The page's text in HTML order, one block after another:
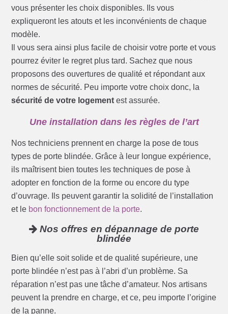
vous présenter les choix disponibles. Ils vous
expliqueront les atouts et les inconvénients de chaque
modèle.
Il vous sera ainsi plus facile de choisir votre porte et vous
pourrez éviter le regret plus tard. Sachez que nous
proposons des ouvertures de qualité et répondant aux
normes de sécurité. Peu importe votre choix donc, la
sécurité de votre logement est assurée.
Une installation dans les règles de l’art
Nos techniciens prennent en charge la pose de tous
types de porte blindée. Grâce à leur longue expérience,
ils maîtrisent bien toutes les techniques de pose à
adopter en fonction de la forme ou encore du type
d’ouvrage. Ils peuvent garantir la solidité de l’installation
et le bon fonctionnement de la porte.
Nos offres en dépannage de porte
blindée
Bien qu’elle soit solide et de qualité supérieure, une
porte blindée n’est pas à l’abri d’un problème. Sa
réparation n’est pas une tâche d’amateur. Nos artisans
peuvent la prendre en charge, et ce, peu importe l’origine
de la panne.